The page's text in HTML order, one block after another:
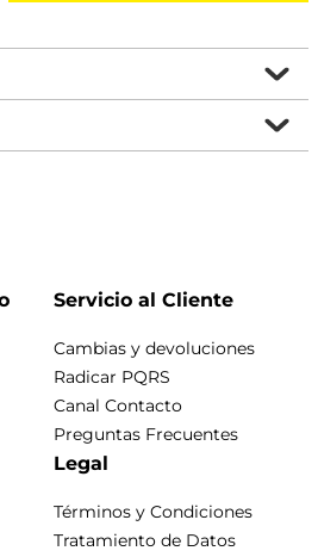
Servicio al Cliente
Cambias y devoluciones
Radicar PQRS
Canal Contacto
Preguntas Frecuentes
Legal
Términos y Condiciones
Tratamiento de Datos